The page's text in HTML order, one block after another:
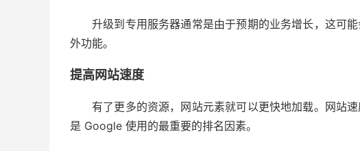
升级到专用服务器通常是由于预期的业务增长，这可
外功能。
提高网站速度
有了更多的资源，网站元素就可以更快地加载。网站
是 Google 使用的最重要的排名因素。